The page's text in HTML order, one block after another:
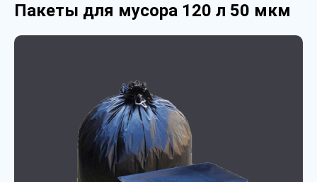
Пакеты для мусора 120 л 50 мкм